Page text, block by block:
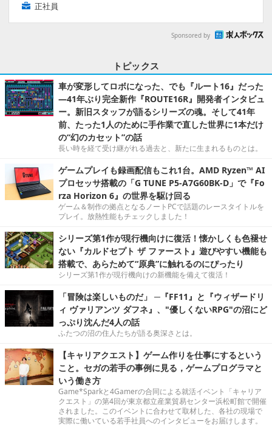
正社員
Sponsored by
トピックス
車が変形してロボになった、でも『ルート16』だった
―41年ぶり完全新作『ROUTE16R』開発者インタビュ
ー。新旧スタッフが語るシリーズの魂。そして41年
前、たった1人のために手作業で直した世界に1本だけ
の“幻のカセット”の話
長い時を経て受け継がれる過去と、新たに生まれるものとは。
ゲームプレイも録画配信もこれ1台。AMD Ryzen™ AI
プロセッサ搭載の「G TUNE P5-A7G60BK-D」で『Fo
rza Horizon 6』の世界を駆け回る
ゲーム＆制作の拠点となるノートPCで話題のレースタイトルを
プレイ。放熱性能もチェックしました！
シリーズ第1作が現行機向けに復活！懐かしくも色褪せ
ない『カルドセプト ザ ファースト』遊びやすい機能も
搭載で、あらためて“原典”に触れるのにぴったり
シリーズ第1作が現行機向けの新機能を備えて復活！
「冒険は楽しいものだ」 ─『FF11』と『ウィザードリ
ィ ヴァリアンツ ダフネ』、"優しくないRPG"の沼にど
っぷり沈んだ4人の話
ふたつの沼の住人たちが語る奥深さとは。
【キャリアクエスト】ゲーム作りを仕事にするという
こと。セガの若手の事例に見る，ゲームプログラマと
いう働き方
Game*Sparkと4Gamerの合同による就活イベント「キャリア
クエスト」の第4回が東京都立産業貿易センター浜松町館で開催
されました。このイベントに合わせて取材した、各社の現場で
実際に働いている若手社員へのインタビューをお届けします。